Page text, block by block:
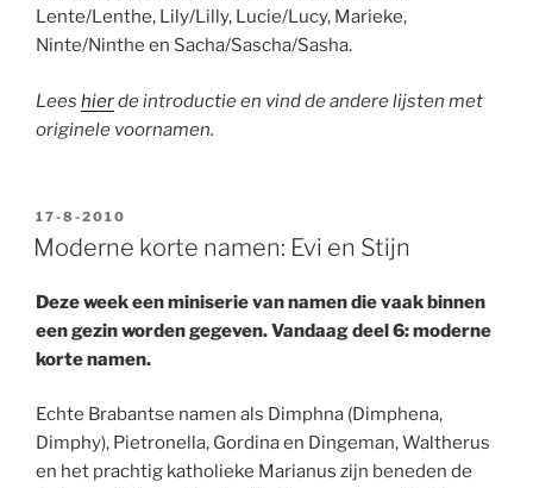
Lente/Lenthe, Lily/Lilly, Lucie/Lucy, Marieke,
Ninte/Ninthe en Sacha/Sascha/Sasha.
Lees hierde introductie en vind de andere lijsten met
originele voornamen.
GEPLAATST
OP
17-8-2010
Moderne korte namen: Evi en Stijn
Deze week een miniserie van namen die vaak binnen
een gezin worden gegeven. Vandaag deel 6: moderne
korte namen.
Echte Brabantse namen als Dimphna (Dimphena,
Dimphy), Pietronella, Gordina en Dingeman, Waltherus
en het prachtig katholieke Marianus zijn beneden de